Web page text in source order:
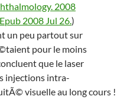
2008
2008 Jul 26.)
un peu partout sur
pour le moins
que le laser
injections intra-
visuelle au long cours !